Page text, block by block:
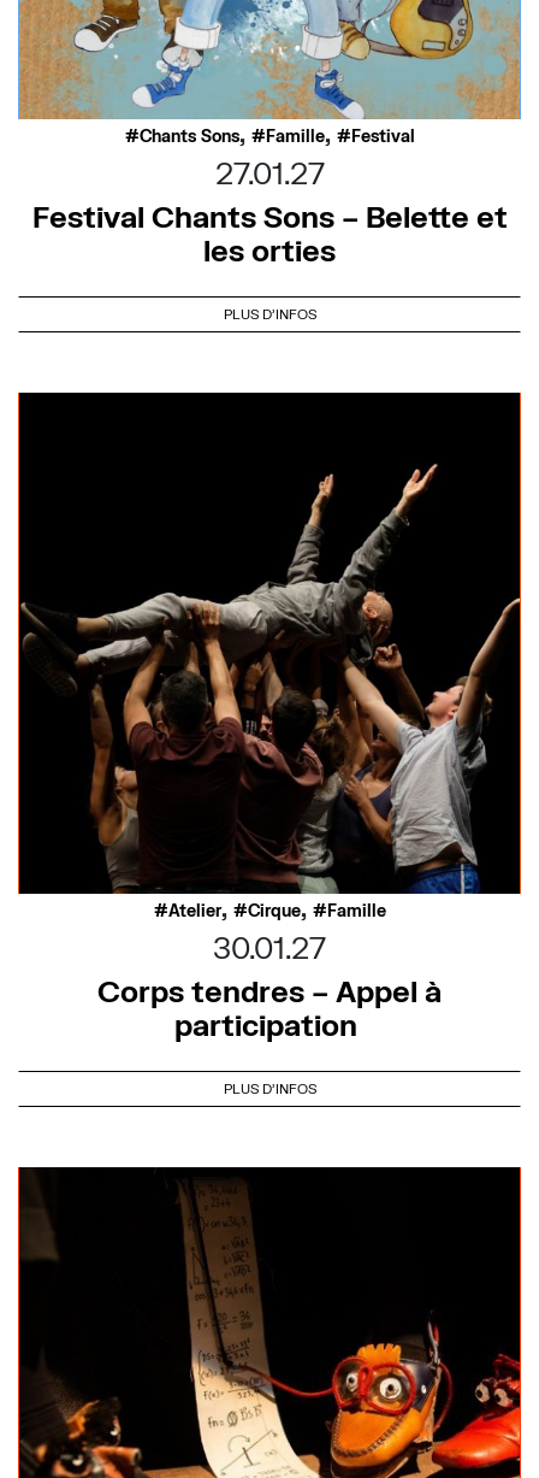
Chants Sons, Famille, Festival
27.01.27
Festival Chants Sons – Belette et
les orties
PLUS D'INFOS
Atelier, Cirque, Famille
30.01.27
Corps tendres – Appel à
participation
PLUS D'INFOS